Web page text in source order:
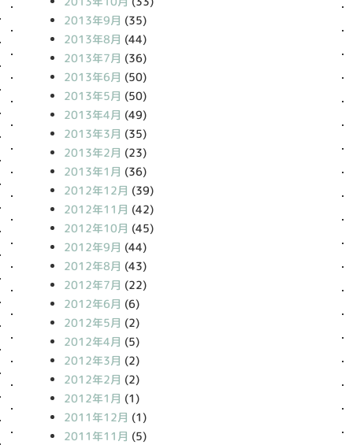
2013年9月 (35)
2013年8月 (44)
2013年7月 (36)
2013年6月 (50)
2013年5月 (50)
2013年4月 (49)
2013年3月 (35)
2013年2月 (23)
2013年1月 (36)
2012年12月 (39)
2012年11月 (42)
2012年10月 (45)
2012年9月 (44)
2012年8月 (43)
2012年7月 (22)
2012年6月 (6)
2012年5月 (2)
2012年4月 (5)
2012年3月 (2)
2012年2月 (2)
2012年1月 (1)
2011年12月 (1)
2011年11月 (5)